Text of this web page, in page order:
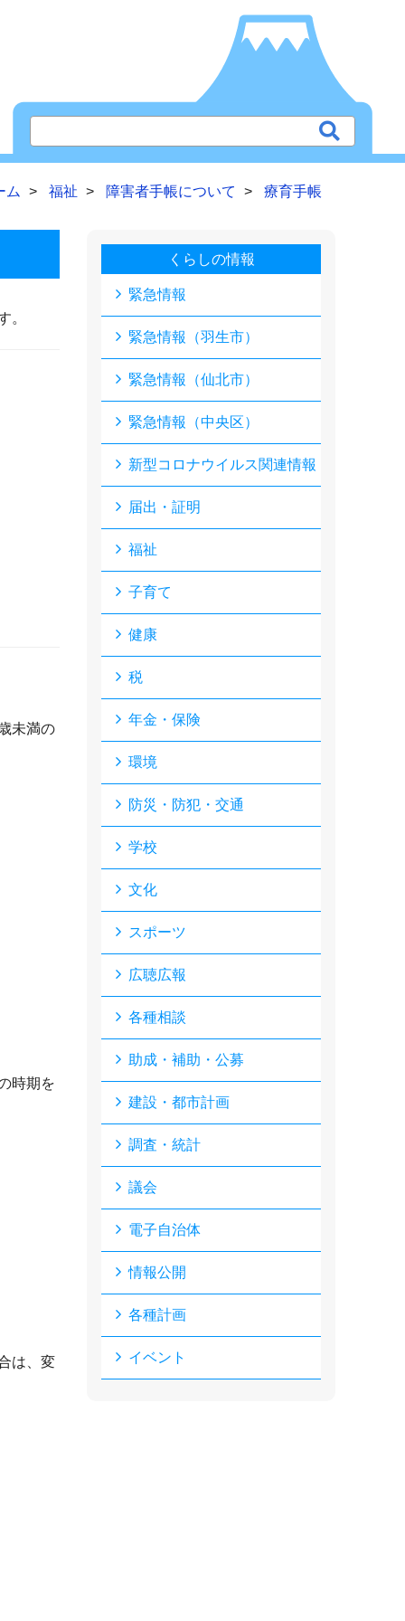
ム 福祉 障害者手帳について 療育手帳
。
未満の
時期を
は、変
くらしの情報
緊急情報
緊急情報（羽生市）
緊急情報（仙北市）
緊急情報（中央区）
新型コロナウイルス関連情報
届出・証明
福祉
子育て
健康
税
年金・保険
環境
防災・防犯・交通
学校
文化
スポーツ
広聴広報
各種相談
助成・補助・公募
建設・都市計画
調査・統計
議会
電子自治体
情報公開
各種計画
イベント